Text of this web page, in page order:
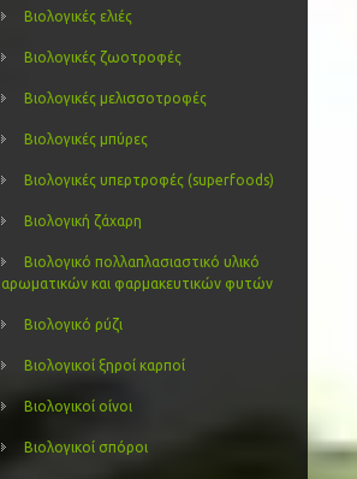
Βιολογικές ελιές
Βιολογικές ζωοτροφές
Βιολογικές μελισσοτροφές
Βιολογικές μπύρες
Βιολογικές υπερτροφές (superfoods)
Βιολογική ζάχαρη
Βιολογικό πολλαπλασιαστικό υλικό
αρωματικών και φαρμακευτικών φυτών
Βιολογικό ρύζι
Βιολογικοί ξηροί καρποί
Βιολογικοί οίνοι
Βιολογικοί σπόροι